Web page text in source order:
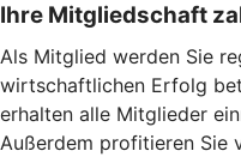
Ihre Mitgliedschaft
Als Mitglied werden Sie
wirtschaftlichen Erfolg
erhalten alle Mitglieder
Außerdem profitieren Sie